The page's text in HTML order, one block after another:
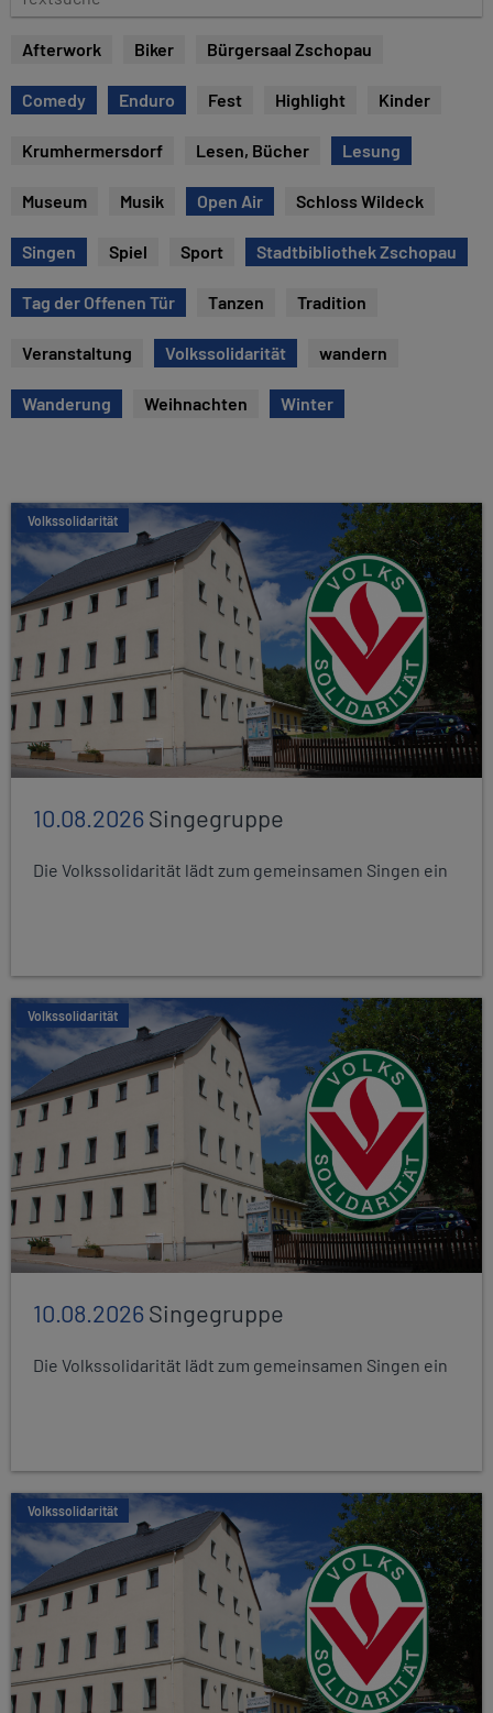
e
s
u
Afterwork Biker Bürgersaal Zschopau
Comedy Enduro Fest Highlight Kinder
Krumhermersdorf Lesen, Bücher Lesung
Museum Musik Open Air Schloss Wildeck
Singen Spiel Sport Stadtbibliothek Zschopau
Tag der Offenen Tür Tanzen Tradition
Veranstaltung Volkssolidarität wandern
Wanderung Weihnachten Winter
Volkssolidarität
10.08.2026Singegruppe
Die Volkssolidarität lädt zum gemeinsamen Singen ein
Volkssolidarität
10.08.2026Singegruppe
Die Volkssolidarität lädt zum gemeinsamen Singen ein
Volkssolidarität